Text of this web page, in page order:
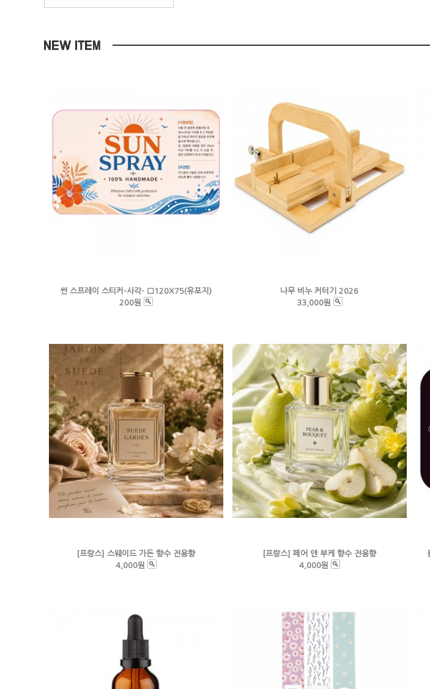
썬 스프레이 스티커-사각- □120X75(유포지)
200원
나무 비누 커터기 2026
33,000원
[프랑스] 스웨이드 가든 향수 전용향
4,000원
[프랑스] 페어 앤 부케 향수 전용향
4,000원